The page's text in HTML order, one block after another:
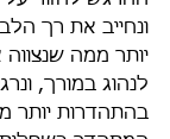
ונחייב את רך
יותר ממה
לנהוג במורך,
בהתהדרות יותר